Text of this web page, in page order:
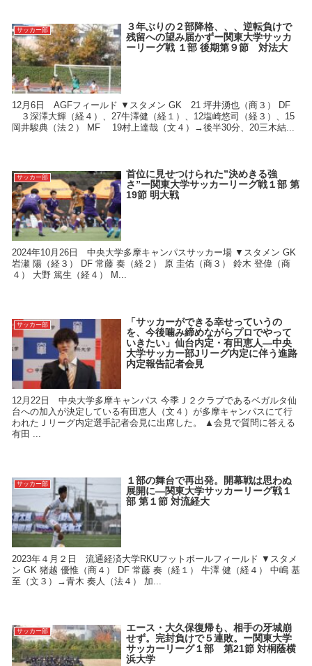
サッカー部
３年ぶりの２部降格、、、逆転負けで
残留への望み届かずー関東大学サッカ
ーリーグ戦 １部 後期第９節 対法大
12月6日 AGFフィールド ▼スタメン GK 21 坪井湧也（商３） DF
３深澤大輝（経４）、27牛澤健（経１）、12塩崎悠司（経３）、15
岡井駿典（法２） MF 19村上達哉（文４）→後半30分、20三木結...
サッカー部
首位に見せつけられた”決めきる強
さ”ー関東大学サッカーリーグ戦１部 第
19節 明大戦
2024年10月26日 中央大学多摩キャンパスサッカー場 ▼スタメン GK
岩瀬 陽（経３） DF 常藤 奏（経２） 原 圭佑（商３） 鈴木 登偉（商
４） 大野 篤生（経４） M...
サッカー部
「サッカーができる幸せっていうの
を、今後噛み締めながらプロでやって
いきたい」仙台内定・有田恵人―中央
大学サッカー部Jリーグ内定に伴う進路
内定報告記者会見
12月22日 中央大学多摩キャンパス 今季Ｊ２クラブであるベガルタ仙
台への加入が決定している有田恵人（文４）が多摩キャンパスにて行
われたＪリーグ内定選手記者会見に出席した。 ▲会見で質問に答える
有田 ...
サッカー部
１部の舞台で再出発。開幕戦は思わぬ
展開に―関東大学サッカーリーグ戦１
部 第１節 対流経大
2023年４月２日 流通経済大学RKUフットボールフィールド ▼スタメ
ン GK 猪越 優惟（商４） DF 常藤 奏（経１） 牛澤 健（経４） 中嶋 基
至（文３）→青木 奏人（法４） 加...
サッカー部
エース・大久保復帰も、相手の牙城崩
せず。完封負けで５連敗。ー関東大学
サッカーリーグ１部 第21節 対桐蔭横
浜大学